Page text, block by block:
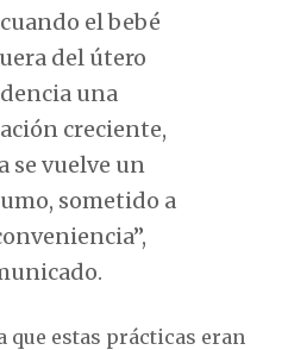
el bebé
del útero
una
creciente,
se vuelve un
sometido a
que estas prácticas eran